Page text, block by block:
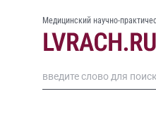
Медицинский научно-